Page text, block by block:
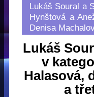
Lukáš Soural a
Hynštová a
Denisa
Lukáš
v
Halasová,
a